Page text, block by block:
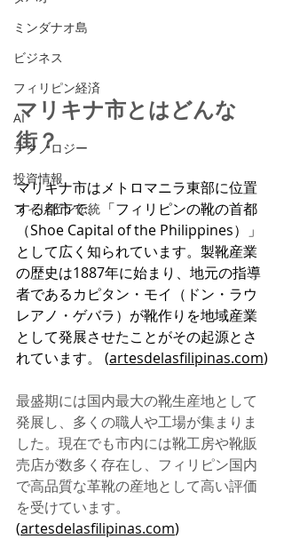
ミンダナオ島
ビジネス
フィリピン経済
AI
テクノロジー
投資情報
フィリピン伝統
マリキナ市とはどんな
街？
マリキナ市はメトロマニラ東部に位置
する都市で、「フィリピンの靴の首都
（Shoe Capital of the Philippines）」
として広く知られています。製靴産業
の歴史は1887年に始まり、地元の指導
者であるカピタン・モイ（ドン・ラウ
レアノ・ゲバラ）が靴作りを地域産業
として発展させたことがその起源とさ
れています。 (artesdelasfilipinas.com)
最盛期には国内最大の靴生産地として
発展し、多くの職人や工場が集まりま
した。現在でも市内には靴工房や靴販
売店が数多く存在し、フィリピン国内
で高品質な革靴の産地として高い評価
を受けています。
(artesdelasfilipinas.com)